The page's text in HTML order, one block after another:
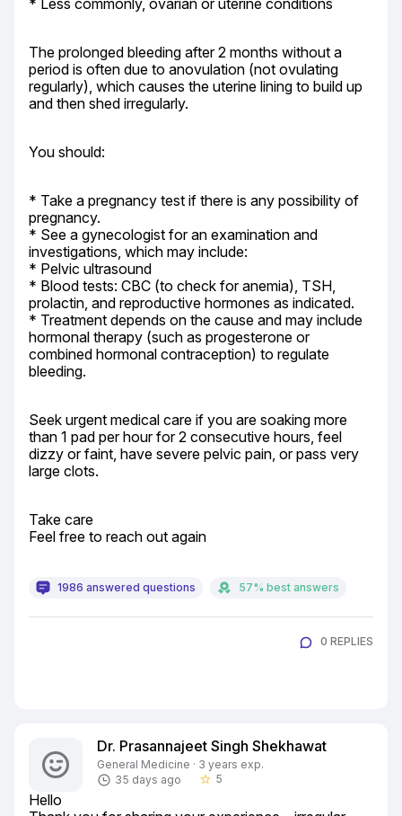
* Less commonly, ovarian or uterine conditions
The prolonged bleeding after 2 months without a
period is often due to anovulation (not ovulating
regularly), which causes the uterine lining to build up
and then shed irregularly.
You should:
* Take a pregnancy test if there is any possibility of
pregnancy.
* See a gynecologist for an examination and
investigations, which may include:
* Pelvic ultrasound
* Blood tests: CBC (to check for anemia), TSH,
prolactin, and reproductive hormones as indicated.
* Treatment depends on the cause and may include
hormonal therapy (such as progesterone or
combined hormonal contraception) to regulate
bleeding.
Seek urgent medical care if you are soaking more
than 1 pad per hour for 2 consecutive hours, feel
dizzy or faint, have severe pelvic pain, or pass very
large clots.
Take care
Feel free to reach out again
1986 answered questions 57% best answers
0 REPLIES
Dr. Prasannajeet Singh Shekhawat
General Medicine · 3 years exp.
35 days ago
star_border 5
Hello